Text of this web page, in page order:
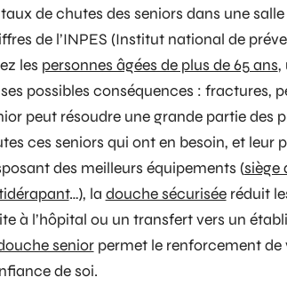
de chutes des seniors dans une
de l’INPES (Institut national de
les personnes âgées de plus de 65 ans,
possibles conséquences : fractures,
peut résoudre une grande partie des
ces seniors qui ont en besoin, et leur
des meilleurs équipements (siège
…), la douche sécuriséeréduit
à l’hôpital ou un transfert vers un
seniorpermet le renforcement de
de soi.